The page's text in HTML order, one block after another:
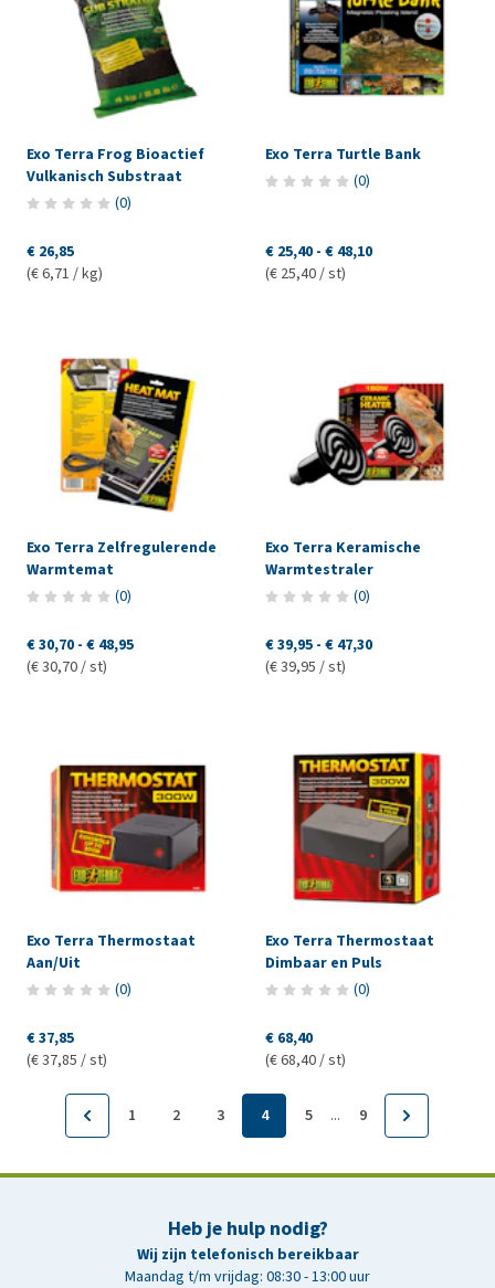
Exo Terra Frog Bioactief
Vulkanisch Substraat
(0)
€ 26,85
(€ 6,71 / kg)
Exo Terra Turtle Bank
(0)
€ 25,40 - € 48,10
(€ 25,40 / st)
Exo Terra Zelfregulerende
Warmtemat
(0)
€ 30,70 - € 48,95
(€ 30,70 / st)
Exo Terra Keramische
Warmtestraler
(0)
€ 39,95 - € 47,30
(€ 39,95 / st)
Exo Terra Thermostaat
Aan/Uit
(0)
€ 37,85
(€ 37,85 / st)
Exo Terra Thermostaat
Dimbaar en Puls
(0)
€ 68,40
(€ 68,40 / st)
1 2 3 4 5 ... 9
Heb je hulp nodig?
Wij zijn telefonisch bereikbaar
Maandag t/m vrijdag: 08:30 - 13:00 uur